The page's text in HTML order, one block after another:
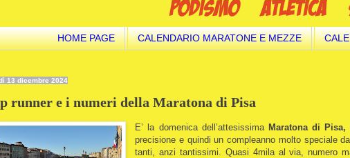
HOME PAGE CALENDARIO MARATONE E MEZZE
13 dicembre 2024
runner e i numeri della Maratona di Pisa
E’ la domenica dell’attesissima Maratona di Pisa,
precisione e quindi un compleanno molto speciale
tanti, anzi tantissimi. Quasi 4mila al via, numero